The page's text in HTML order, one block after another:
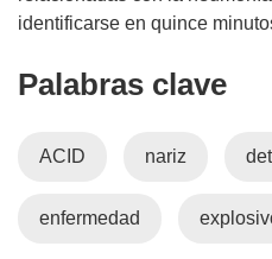
identificarse en quince
Palabras clave
ACID nariz
enfermedad